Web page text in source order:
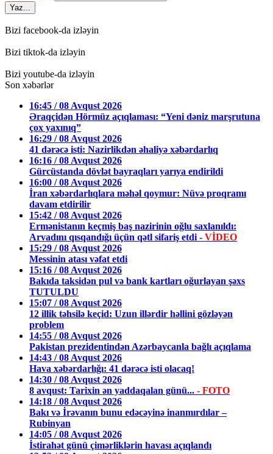
Yaz...
Bizi facebook-da izləyin
Bizi tiktok-da izləyin
Bizi youtube-da izləyin
Son xəbərlər
16:45 / 08 Avqust 2026
Əraqçidən Hörmüz açıqlaması: “Yeni dəniz marşrutuna
çox yaxınıq”
16:29 / 08 Avqust 2026
41 dərəcə isti: Nazirlikdən əhaliyə xəbərdarlıq
16:16 / 08 Avqust 2026
Gürcüstanda dövlət bayraqları yarıya endirildi
16:00 / 08 Avqust 2026
İran xəbərdarlıqlara məhəl qoymur: Nüvə proqramı
davam etdirilir
15:42 / 08 Avqust 2026
Ermənistanın keçmiş baş nazirinin oğlu saxlanıldı:
Arvadını qısqandığı üçün qətl sifariş etdi - VİDEO
15:29 / 08 Avqust 2026
Messinin atası vəfat etdi
15:16 / 08 Avqust 2026
Bakıda taksidən pul və bank kartları oğurlayan şəxs
TUTULDU
15:07 / 08 Avqust 2026
12 illik təhsilə keçid: Uzun illərdir həllini gözləyən
problem
14:55 / 08 Avqust 2026
Pakistan prezidentindən Azərbaycanla bağlı açıqlama
14:43 / 08 Avqust 2026
Hava xəbərdarlığı: 41 dərəcə isti olacaq!
14:30 / 08 Avqust 2026
8 avqust: Tarixin ən yaddaqalan günü... - FOTO
14:18 / 08 Avqust 2026
Bakı və İrəvanın bunu edəcəyinə inanmırdılar –
Rubinyan
14:05 / 08 Avqust 2026
İstirahət günü çimərliklərin havası açıqlandı